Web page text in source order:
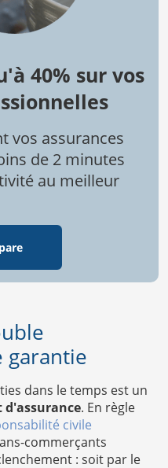
40% sur vos
vos assurances
de 2 minutes
au meilleur
garantie
dans le temps est un
. En règle
civile
commerçants
: soit par le